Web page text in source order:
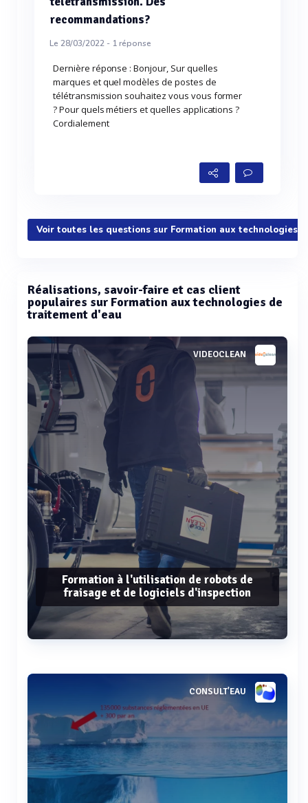
recommandations?
Le 28/03/2022 - 1réponse
Dernière réponse : Bonjour, Sur quelles
marques et quel modèles de postes de
télétransmission souhaitez vous vous former
? Pour quels métiers et quelles applications ?
Cordialement
Voir toutes les questions sur Formation aux technologies
Réalisations, savoir-faire et cas client
populaires sur Formation aux technologies de
traitement d'eau
VIDEOCLEAN
Formation à l'utilisation de robots de
fraisage et de logiciels d'inspection
CONSULT'EAU